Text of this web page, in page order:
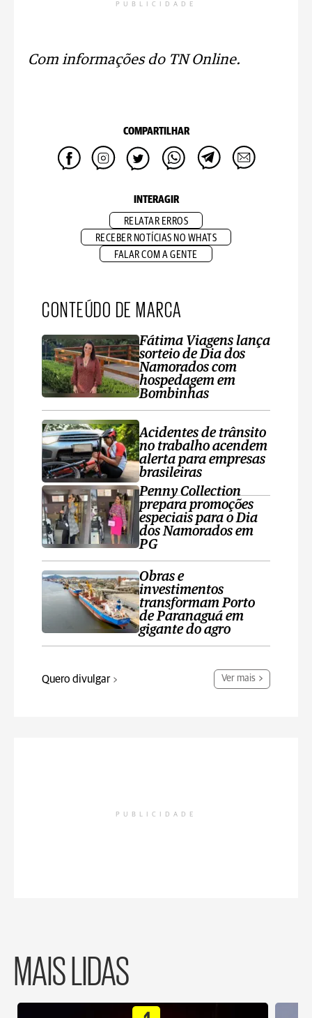
PUBLICIDADE
Com informações do TN Online.
COMPARTILHAR
INTERAGIR
RELATAR ERROS
RECEBER NOTÍCIAS NO WHATS
FALAR COM A GENTE
CONTEÚDO DE MARCA
Fátima Viagens lança
sorteio de Dia dos
Namorados com
hospedagem em
Bombinhas
Acidentes de trânsito
no trabalho acendem
alerta para empresas
brasileiras
Penny Collection
prepara promoções
especiais para o Dia
dos Namorados em
PG
Obras e
investimentos
transformam Porto
de Paranaguá em
gigante do agro
Quero divulgar Ver mais
PUBLICIDADE
MAIS LIDAS